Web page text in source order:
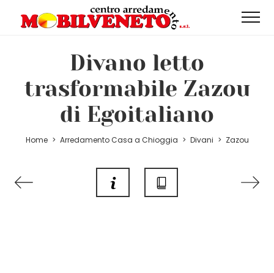
Divano letto
trasformabile Zazou
di Egoitaliano
Home > Arredamento Casa a Chioggia > Divani > Zazou